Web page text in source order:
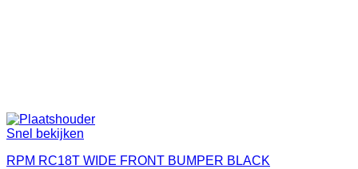
Snel bekijken
RPM RC18T WIDE FRONT BUMPER BLACK